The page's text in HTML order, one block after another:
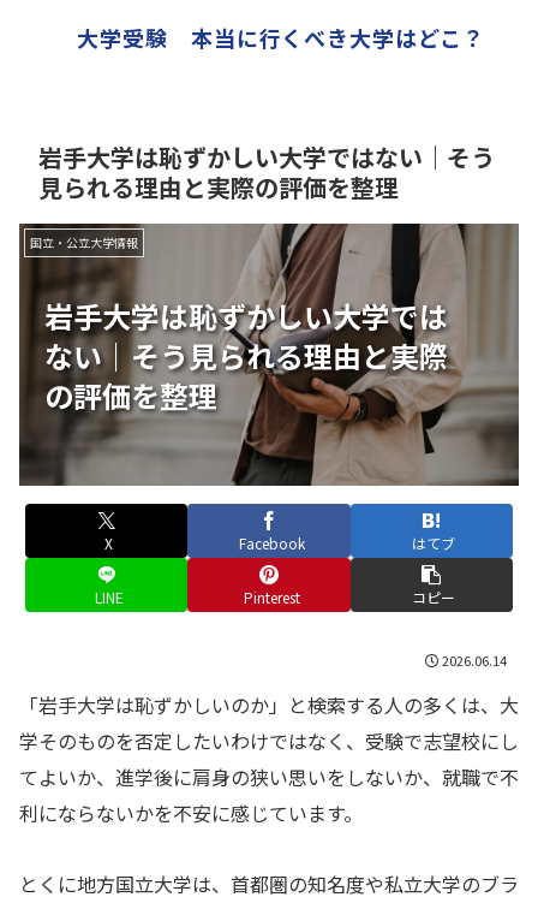
大学受験 本当に行くべき大学はどこ？
岩手大学は恥ずかしい大学ではない｜そう
見られる理由と実際の評価を整理
岩手大学は恥ずかしい大学では
ない｜そう見られる理由と実際
の評価を整理
国立・公立大学情報
X Facebook はてブ
LINE Pinterest コピー
2026.06.14
「岩手大学は恥ずかしいのか」と検索する人の多くは、大
学そのものを否定したいわけではなく、受験で志望校にし
てよいか、進学後に肩身の狭い思いをしないか、就職で不
利にならないかを不安に感じています。
とくに地方国立大学は、首都圏の知名度や私立大学のブラ